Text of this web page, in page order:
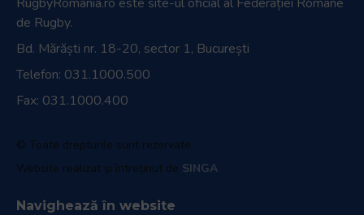
de Rugby.
Bd. Mărăști nr. 18-20, sector 1, București
Telefon: 031.1000.500
Fax: 031.1000.400
© Toate drepturile sunt rezervate.
Website realizat și întreținut de SINGA
Navighează în website